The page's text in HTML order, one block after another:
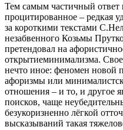
Тем самым частичный
процитированное – редкая
за короткими текстами
незабвенного Козьмы
претендовал на
открытиеминимализма.
нечто иное: феномен новой
афоризмы или
отношения – и то, и другое
поисков, чаще
безукоризненно лёгкой
высказываний такая